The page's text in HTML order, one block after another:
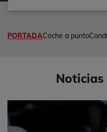
PORTADACoche a punto
Noticias